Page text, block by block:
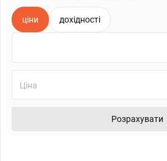
ціни дохідності
Ціна
Розрахувати